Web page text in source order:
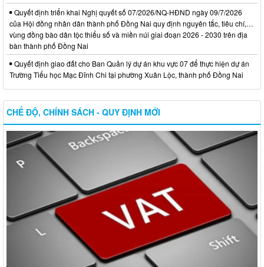
Quyết định triển khai Nghị quyết số 07/2026/NQ-HĐND ngày 09/7/2026
của Hội đồng nhân dân thành phố Đồng Nai quy định nguyên tắc, tiêu chí,…
vùng đồng bào dân tộc thiểu số và miền núi giai đoạn 2026 - 2030 trên địa
bàn thành phố Đồng Nai
Quyết định giao đất cho Ban Quản lý dự án khu vực 07 để thực hiện dự án
Trường Tiểu học Mạc Đĩnh Chi tại phường Xuân Lộc, thành phố Đồng Nai
CHẾ ĐỘ, CHÍNH SÁCH - QUY ĐỊNH MỚI